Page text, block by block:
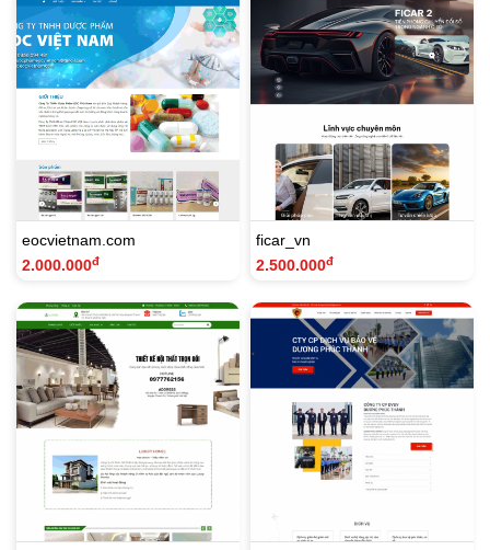
eocvietnam.com
2.000.000đ
ficar_vn
2.500.000đ